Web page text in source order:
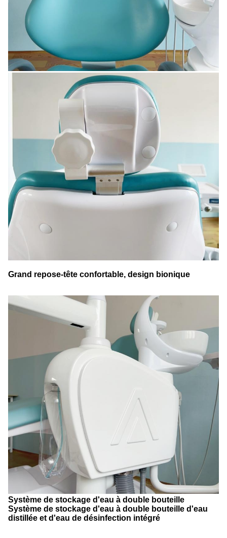
Grand repose-tête confortable, design bionique
Système de stockage d'eau à double bouteille
Système de stockage d'eau à double bouteille d'eau
distillée et d'eau de désinfection intégré